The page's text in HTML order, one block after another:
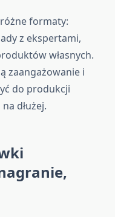
formaty:
z ekspertami,
własnych.
zaangażowanie i
do produkcji
dłużej.